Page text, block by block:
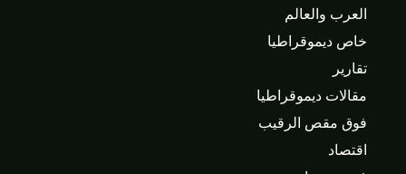
العرب والعالم
خاص ديموقراطيا
تقارير
مقالات ديموقراطيا
فوق مقص الرقيب
اقتصاد